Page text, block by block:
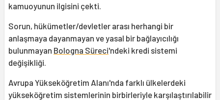
kamuoyunun ilgisini çekti.
Sorun, hükümetler/devletler arası herhangi bir
anlaşmaya dayanmayan ve yasal bir bağlayıcılığı
bulunmayan Bologna Süreci'ndeki kredi sistemi
değişikliği.
Avrupa Yükseköğretim Alanı'nda farklı ülkelerdeki
yükseköğretim sistemlerinin birbirleriyle karşılaştırılabilir